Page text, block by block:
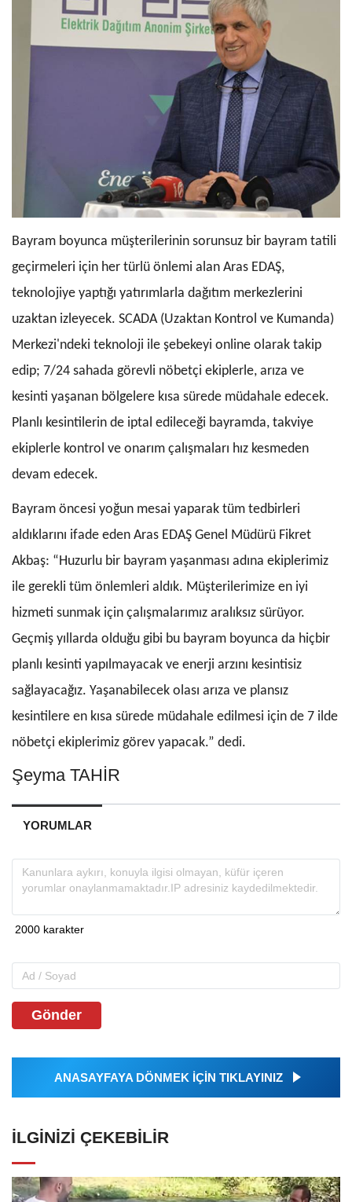
Bayram boyunca müşterilerinin sorunsuz bir bayram tatili
geçirmeleri için her türlü önlemi alan Aras EDAŞ,
teknolojiye yaptığı yatırımlarla dağıtım merkezlerini
uzaktan izleyecek. SCADA (Uzaktan Kontrol ve Kumanda)
Merkezi'ndeki teknoloji ile şebekeyi online olarak takip
edip; 7/24 sahada görevli nöbetçi ekiplerle, arıza ve
kesinti yaşanan bölgelere kısa sürede müdahale edecek.
Planlı kesintilerin de iptal edileceği bayramda, takviye
ekiplerle kontrol ve onarım çalışmaları hız kesmeden
devam edecek.
Bayram öncesi yoğun mesai yaparak tüm tedbirleri
aldıklarını ifade eden Aras EDAŞ Genel Müdürü Fikret
Akbaş: “Huzurlu bir bayram yaşanması adına ekiplerimiz
ile gerekli tüm önlemleri aldık. Müşterilerimize en iyi
hizmeti sunmak için çalışmalarımız aralıksız sürüyor.
Geçmiş yıllarda olduğu gibi bu bayram boyunca da hiçbir
planlı kesinti yapılmayacak ve enerji arzını kesintisiz
sağlayacağız. Yaşanabilecek olası arıza ve plansız
kesintilere en kısa sürede müdahale edilmesi için de 7 ilde
nöbetçi ekiplerimiz görev yapacak.” dedi.
Şeyma TAHİR
YORUMLAR
Gönder
ANASAYFAYA DÖNMEK İÇİN TIKLAYINIZ
İLGINIZI ÇEKEBILIR